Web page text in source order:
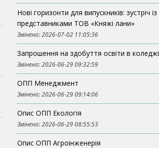
Нові горизонти для випускників: зустріч із
представниками ТОВ «Княжі лани»
Змінено: 2026-07-02 11:05:36
Запрошення на здобуття освіти в коледжі
Змінено: 2026-06-29 09:32:59
ОПП Менеджмент
Змінено: 2026-06-29 09:14:06
Опис ОПП Екологія
Змінено: 2026-06-29 08:55:53
Опис ОПП Агроінженерія